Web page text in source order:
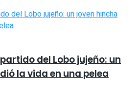
del Lobo jujeño: un
la vida en una pelea